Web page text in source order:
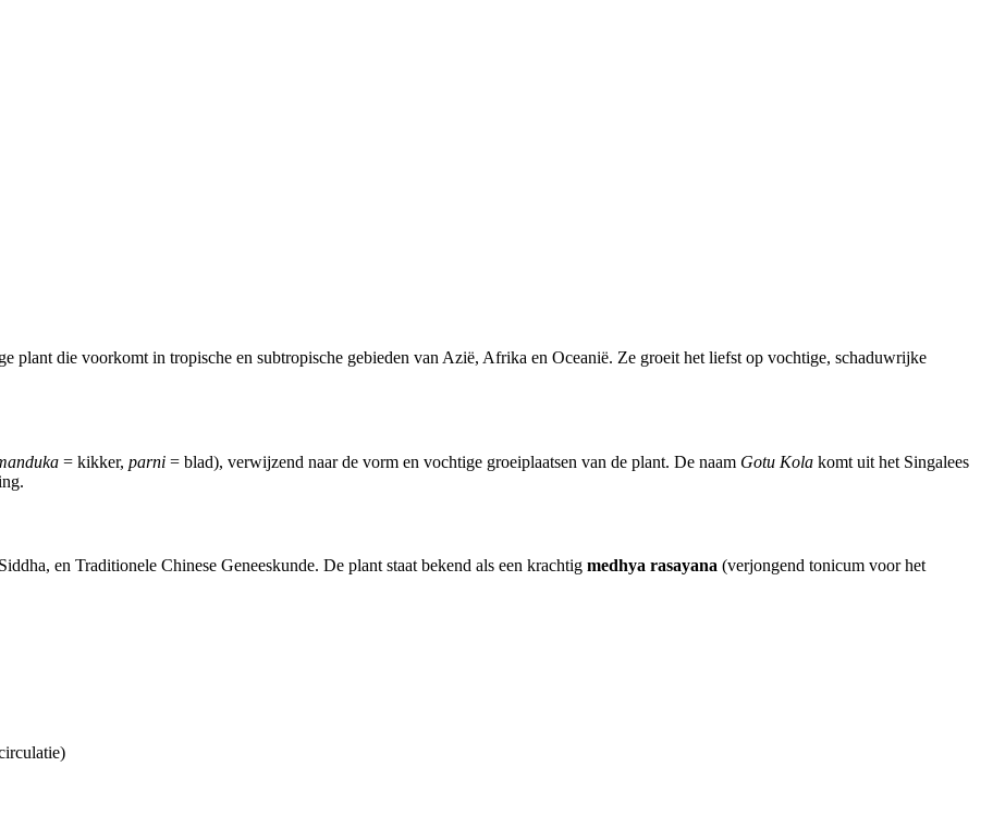
plant die voorkomt in tropische en subtropische gebieden van Azië, Afrika en Oceanië. Ze groeit het liefst op vochtige, schaduwrijke
= kikker, parni = blad), verwijzend naar de vorm en vochtige groeiplaatsen van de plant. De naam Gotu Kola komt uit het Singalees
en Traditionele Chinese Geneeskunde. De plant staat bekend als een krachtig medhya rasayana (verjongend tonicum voor het